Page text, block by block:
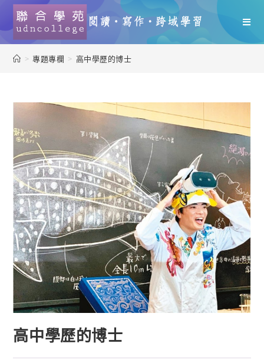
> 專題專欄 > 高中學歷的博士
高中學歷的博士